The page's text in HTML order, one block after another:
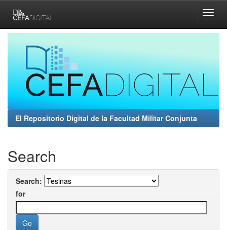
navigation
El Repositorio Digital de la Facultad Militar Conjunta
Search
Search:
for